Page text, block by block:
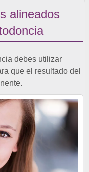
alineados
debes utilizar
que el resultado del